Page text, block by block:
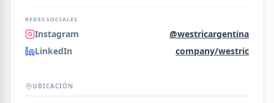
REDES SOCIALES
Instagram
@westricargentina
LinkedIn
company/westric
UBICACIÓN